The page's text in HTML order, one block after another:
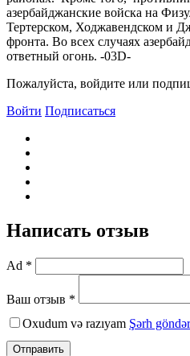
азербайджанские войска на
Тертерском, Ходжавендском и
фронта. Во всех случаях
ответный огонь. -03D-
Пожалуйста, войдите или
Войти Подписаться
Написать отзыв
Ad *
Ваш отзыв *
Oxudum və razıyam Şərh
Отправить